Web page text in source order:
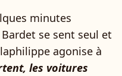
minutes
se sent seul et
agonise à
les voitures